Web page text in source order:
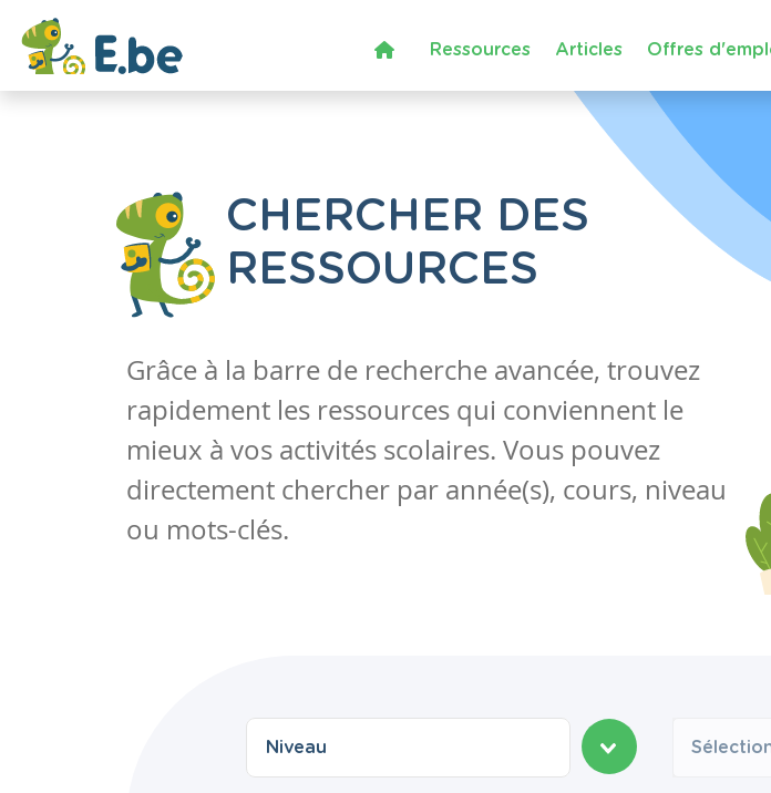
Ressources Articles Offres
CHERCHER DES
RESSOURCES
Grâce à la barre de recherche avancée, trouvez
rapidement les ressources qui conviennent le
mieux à vos activités scolaires. Vous pouvez
directement chercher par année(s), cours, niveau
ou mots-clés.